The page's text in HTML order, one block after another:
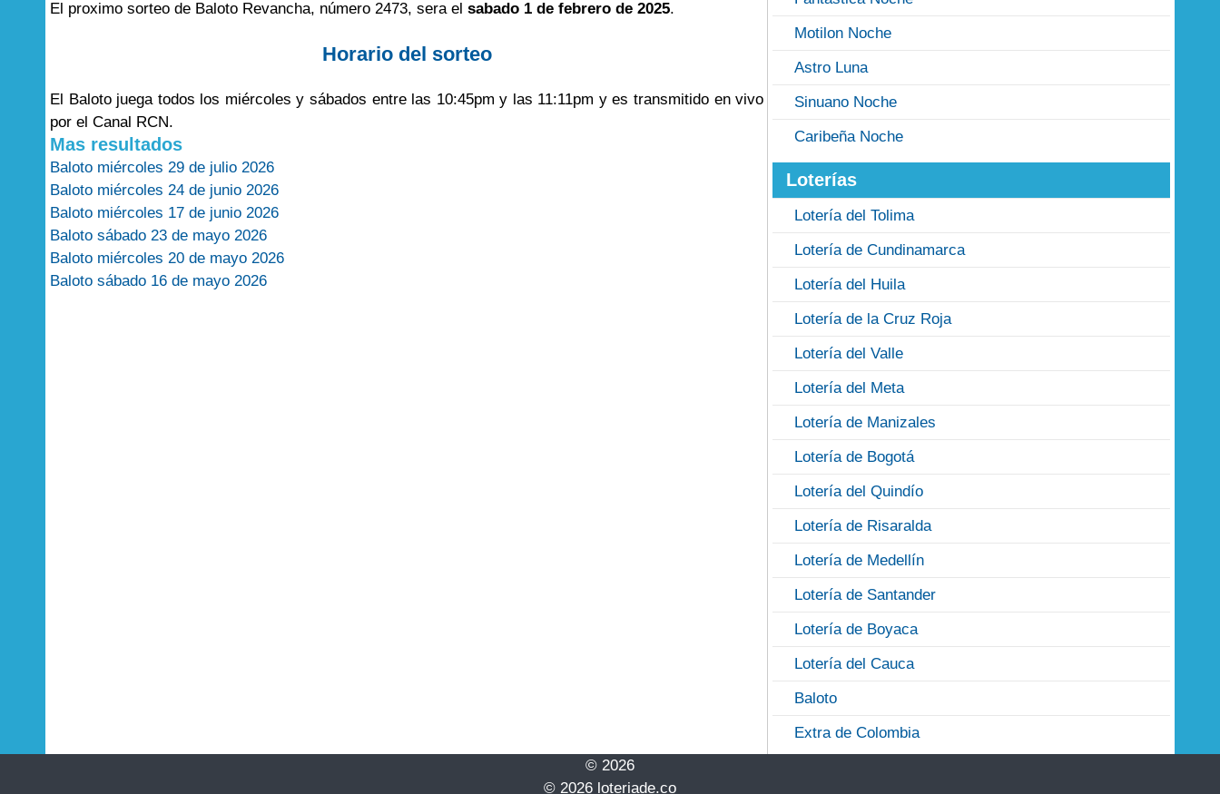
El proximo sorteo de Baloto Revancha, número 2473, sera el sabado 1 de febrero de 2025.
Horario del sorteo
El Baloto juega todos los miércoles y sábados entre las 10:45pm y las 11:11pm y es transmitido en vivo
por el Canal RCN.
Mas resultados
Baloto miércoles 29 de julio 2026
Baloto miércoles 24 de junio 2026
Baloto miércoles 17 de junio 2026
Baloto sábado 23 de mayo 2026
Baloto miércoles 20 de mayo 2026
Baloto sábado 16 de mayo 2026
Motilon Noche
Astro Luna
Sinuano Noche
Caribeña Noche
Loterías
Lotería del Tolima
Lotería de Cundinamarca
Lotería del Huila
Lotería de la Cruz Roja
Lotería del Valle
Lotería del Meta
Lotería de Manizales
Lotería de Bogotá
Lotería del Quindío
Lotería de Risaralda
Lotería de Medellín
Lotería de Santander
Lotería de Boyaca
Lotería del Cauca
Baloto
Extra de Colombia
© 2026
© 2026 loteriade.co